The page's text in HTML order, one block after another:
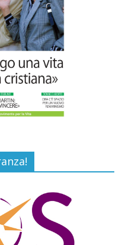
Commenti disabilitati